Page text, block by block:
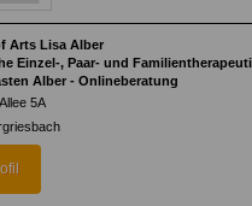
Arts Lisa Alber
Einzel-, Paar- und
Alber - Onlineberatung
5A